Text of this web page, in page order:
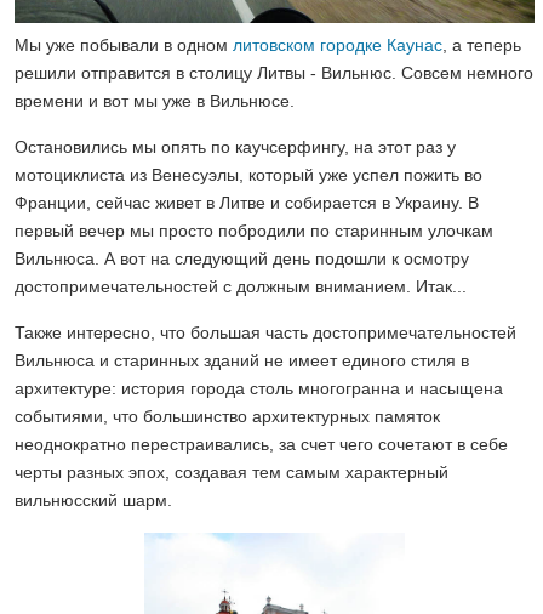
Мы уже побывали в одном литовском городке Каунас , а теперь
решили отправится в столицу Литвы - Вильнюс. Совсем немного
времени и вот мы уже в Вильнюсе.
Остановились мы опять по каучсерфингу, на этот раз у
мотоциклиста из Венесуэлы, который уже успел пожить во
Франции, сейчас живет в Литве и собирается в Украину. В
первый вечер мы просто побродили по старинным улочкам
Вильнюса. А вот на следующий день подошли к осмотру
достопримечательностей с должным вниманием. Итак...
Также интересно, что большая часть достопримечательностей
Вильнюса и старинных зданий не имеет единого стиля в
архитектуре: история города столь многогранна и насыщена
событиями, что большинство архитектурных памяток
неоднократно перестраивались, за счет чего сочетают в себе
черты разных эпох, создавая тем самым характерный
вильнюсский шарм.